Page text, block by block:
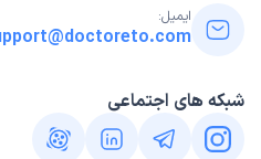
ایمیل:
شبکه های اجتماعی